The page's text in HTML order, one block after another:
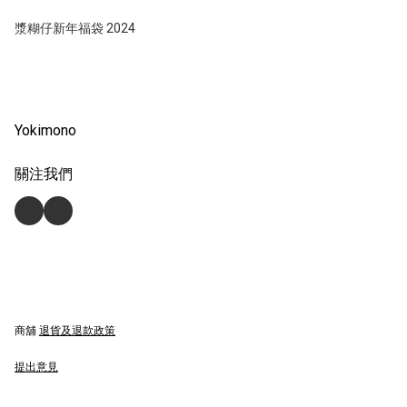
漿糊仔新年福袋 2024
Yokimono
關注我們
商舖 退貨及退款政策
提出意見